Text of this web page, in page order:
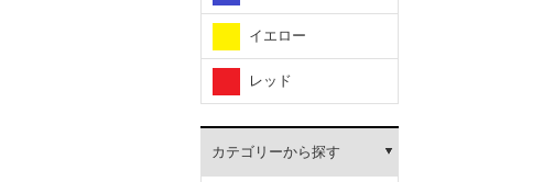
イエロー
レッド
カテゴリーから探す